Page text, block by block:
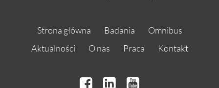
Strona główna Badania
Omnibus
Aktualności
O nas Praca Kontakt